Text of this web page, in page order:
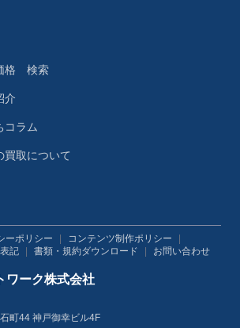
格 検索
介
コラム
買取について
ーポリシー コンテンツ制作ポリシー
記
書類・規約ダウンロード お問い合わせ
ワーク株式会社
町44 神戸御幸ビル4F